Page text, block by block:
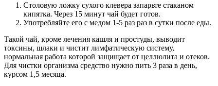
Столовую ложку сухого клевера запарьте стаканом
кипятка. Через 15 минут чай будет готов.
Употребляйте его с медом 1-5 раз раз в сутки после еды.
Такой чай, кроме лечения кашля и простуды, выводит
токсины, шлаки и чистит лимфатическую систему,
нормальная работа которой защищает от целлюлита и отеков.
Для чистки организма средство нужно пить 3 раза в день,
курсом 1,5 месяца.